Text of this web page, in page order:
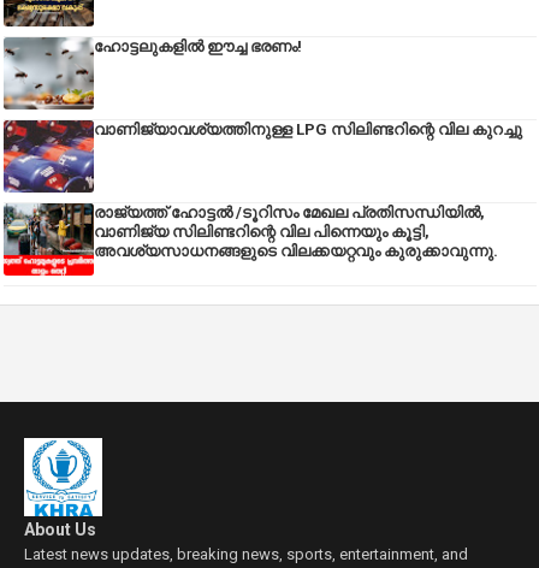
ഹോട്ടലുകളിൽ ഈച്ച ഭരണം!
വാണിജ്യാവശ്യത്തിനുള്ള LPG സിലിണ്ടറിന്റെ വില കുറച്ചു
രാജ്യത്ത് ഹോട്ടൽ /ടൂറിസം മേഖല പ്രതിസന്ധിയിൽ,
വാണിജ്യ സിലിണ്ടറിന്റെ വില പിന്നെയും കൂട്ടി,
അവശ്യസാധനങ്ങളുടെ വിലക്കയറ്റവും കുരുക്കാവുന്നു.
About Us
Latest news updates, breaking news, sports, entertainment, and